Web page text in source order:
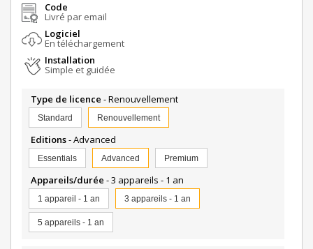
Code
Livré par email
Logiciel
En téléchargement
Installation
Simple et guidée
Type de licence - Renouvellement
Standard Renouvellement
Editions- Advanced
Essentials Advanced Premium
Appareils/durée - 3 appareils - 1 an
1 appareil - 1 an 3 appareils - 1 an
5 appareils - 1 an